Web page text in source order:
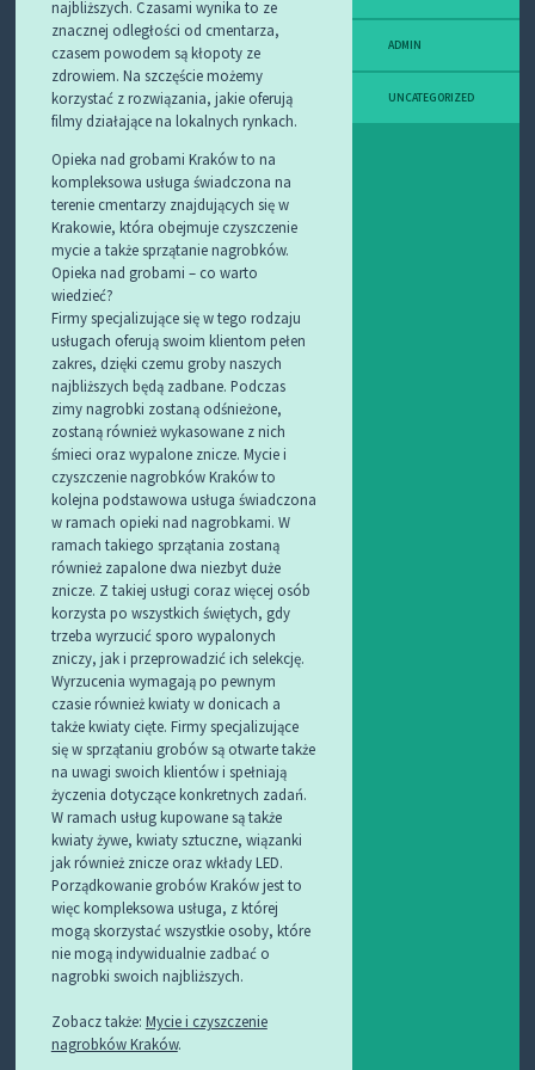
najbliższych. Czasami wynika to ze
znacznej odległości od cmentarza,
czasem powodem są kłopoty ze
zdrowiem. Na szczęście możemy
korzystać z rozwiązania, jakie oferują
filmy działające na lokalnych rynkach.
Opieka nad grobami Kraków to na
kompleksowa usługa świadczona na
terenie cmentarzy znajdujących się w
Krakowie, która obejmuje czyszczenie
mycie a także sprzątanie nagrobków.
Opieka nad grobami – co warto
wiedzieć?
Firmy specjalizujące się w tego rodzaju
usługach oferują swoim klientom pełen
zakres, dzięki czemu groby naszych
najbliższych będą zadbane. Podczas
zimy nagrobki zostaną odśnieżone,
zostaną również wykasowane z nich
śmieci oraz wypalone znicze. Mycie i
czyszczenie nagrobków Kraków to
kolejna podstawowa usługa świadczona
w ramach opieki nad nagrobkami. W
ramach takiego sprzątania zostaną
również zapalone dwa niezbyt duże
znicze. Z takiej usługi coraz więcej osób
korzysta po wszystkich świętych, gdy
trzeba wyrzucić sporo wypalonych
zniczy, jak i przeprowadzić ich selekcję.
Wyrzucenia wymagają po pewnym
czasie również kwiaty w donicach a
także kwiaty cięte. Firmy specjalizujące
się w sprzątaniu grobów są otwarte także
na uwagi swoich klientów i spełniają
życzenia dotyczące konkretnych zadań.
W ramach usług kupowane są także
kwiaty żywe, kwiaty sztuczne, wiązanki
jak również znicze oraz wkłady LED.
Porządkowanie grobów Kraków jest to
więc kompleksowa usługa, z której
mogą skorzystać wszystkie osoby, które
nie mogą indywidualnie zadbać o
nagrobki swoich najbliższych.
Zobacz także: Mycie i czyszczenie
nagrobków Kraków.
ADMIN
UNCATEGORIZED